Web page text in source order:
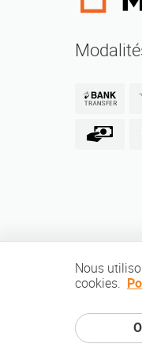
Nous
cookies.